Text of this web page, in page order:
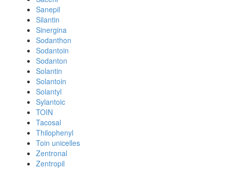
Sanepil
Silantin
Sinergina
Sodanthon
Sodantoin
Sodanton
Solantin
Solantoin
Solantyl
Sylantoic
TOIN
Tacosal
Thilophenyl
Toin unicelles
Zentronal
Zentropil